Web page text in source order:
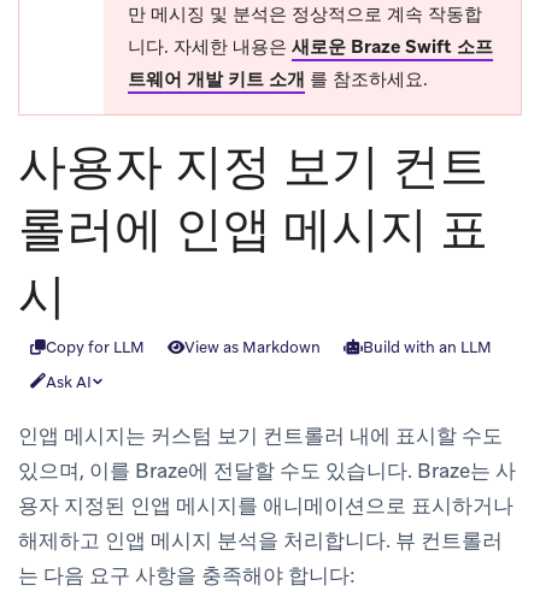
만 메시징 및 분석은 정상적으로 계속 작동합
니다. 자세한 내용은 새로운 Braze Swift 소프
트웨어 개발 키트 소개 를 참조하세요.
사용자 지정 보기 컨트
롤러에 인앱 메시지 표
시
Copy for LLM View as Markdown
Build with an LLM
Ask AI
인앱 메시지는 커스텀 보기 컨트롤러 내에 표시할 수도
있으며, 이를 Braze에 전달할 수도 있습니다. Braze는 사
용자 지정된 인앱 메시지를 애니메이션으로 표시하거나
해제하고 인앱 메시지 분석을 처리합니다. 뷰 컨트롤러
는 다음 요구 사항을 충족해야 합니다: